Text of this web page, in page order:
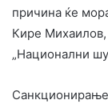
причина ќе
Кире
„Национални